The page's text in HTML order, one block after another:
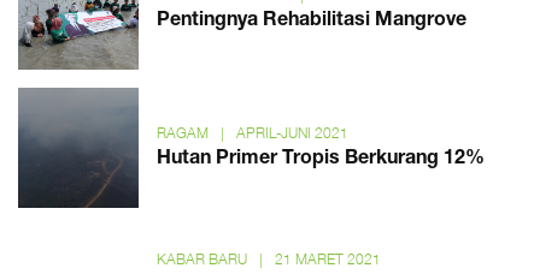
Pentingnya Rehabilitasi Mangrove
RAGAM | APRIL-JUNI 2021
Hutan Primer Tropis Berkurang 12%
KABAR BARU | 21 MARET 2021